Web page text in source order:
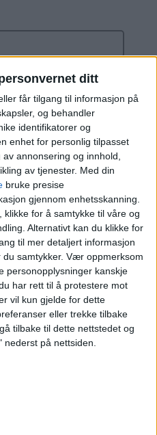
ditt
får tilgang til informasjon på
og behandler
identifikatorer og
enhet for personlig tilpasset
annonsering og innhold,
av tjenester. Med din
bruke presise
gjennom enhetsskanning.
for å samtykke til våre og
Alternativt kan du klikke for
til mer detaljert informasjon
samtykker. Vær oppmerksom
personopplysninger kanskje
har rett til å protestere mot
vil kun gjelde for dette
eller trekke tilbake
tilbake til dette nettstedet og
på nettsiden.